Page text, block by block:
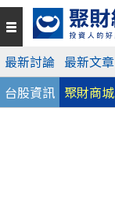
最新討論 最新文章
台股資訊 聚財商城